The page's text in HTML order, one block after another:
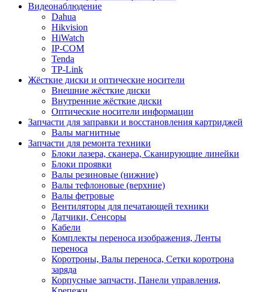
Видеонаблюдение
Dahua
Hikvision
HiWatch
IP-COM
Tenda
TP-Link
Жёсткие диски и оптические носители
Внешние жёсткие диски
Внутренние жёсткие диски
Оптические носители информации
Запчасти для заправки и восстановления картриджей
Валы магнитные
Запчасти для ремонта техники
Блоки лазера, сканера, Сканирующие линейки
Блоки проявки
Валы резиновые (нижние)
Валы тефлоновые (верхние)
Валы фетровые
Вентиляторы для печатающей техники
Датчики, Сенсоры
Кабели
Комплекты переноса изображения, Ленты
переноса
Коротроны, Валы переноса, Сетки коротрона
заряда
Корпусные запчасти, Панели управления,